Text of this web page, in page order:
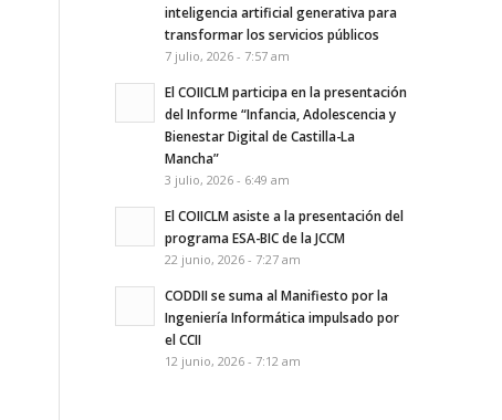
inteligencia artificial generativa para
transformar los servicios públicos
7 julio, 2026 - 7:57 am
El COIICLM participa en la presentación
del Informe “Infancia, Adolescencia y
Bienestar Digital de Castilla-La
Mancha”
3 julio, 2026 - 6:49 am
El COIICLM asiste a la presentación del
programa ESA-BIC de la JCCM
22 junio, 2026 - 7:27 am
CODDII se suma al Manifiesto por la
Ingeniería Informática impulsado por
el CCII
12 junio, 2026 - 7:12 am